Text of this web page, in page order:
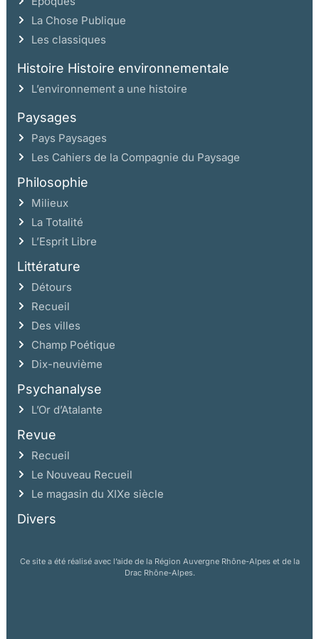
LA MORPHOLOGIE URBAINE
PRINCIPES GÉNÉRAUX DE LA CROISSANCE URBAINE
PREMIÈRE PHASE: LA RECHERCHE DU LOTISSEMENT
RATIONNEL
DEUXIÈME PHASE: LE RÉINVESTISSEMENT D’UN
ESPACE URBAIN
LES CITÉS SCHNEIDER APRÈS 1880
LA PROGRAMMATION URBAINE:
ÉQUIPEMENTS ET MONUMENTS
PROGRAMMATIQUE, PLANIFICATION ET ARCHITECTURE
. »RATIONALISTE »
LE RÔLE SOCIAL DE LA MONUMENTALITÉ
L’ESPACE DE L’USINE ET LA VILLE
LA RATIONALISATION DE L’ESPACE USINIER (1850-1880)
UNE ARCHITECTURE INDUSTRIELLE DANS L’USINE ET
DANS LA VILLE
LA TYPOLOGIE DES HABITATIONS
HYPOTHÈSES ET DÉFINITIONS
LES ORIGINES TRADITIONNELLES ET LA FORMATION
DU TYPE D’HABITATIONS OUVRIÈRES
MODÈLES BOURGEOIS ET MODÈLES OUVRIERS
HABITATIONS
La Chose Publique
Les classiques
Histoire Histoire environnementale
L’environnement a une histoire
Paysages
Pays Paysages
Les Cahiers de la Compagnie du Paysage
Philosophie
Milieux
La Totalité
L’Esprit Libre
Littérature
Détours
Recueil
Des villes
Champ Poétique
Dix-neuvième
Psychanalyse
L’Or d’Atalante
Revue
Recueil
Le Nouveau Recueil
Le magasin du XIXe siècle
Divers
Ce site a été réalisé avec l’aide de la Région Auvergne Rhône-Alpes et de la
Drac Rhône-Alpes.